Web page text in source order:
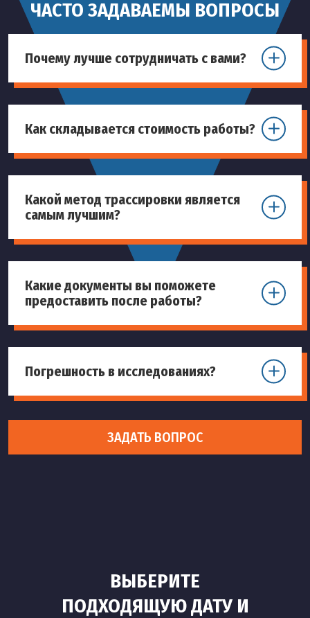
ЧАСТО ЗАДАВАЕМЫ ВОПРОСЫ
Почему лучше сотрудничать с вами?
Как складывается стоимость работы?
Какой метод трассировки является
самым лучшим?
Какие документы вы поможете
предоставить после работы?
Погрешность в исследованиях?
ЗАДАТЬ ВОПРОС
ВЫБЕРИТЕ
ПОДХОДЯЩУЮ ДАТУ И